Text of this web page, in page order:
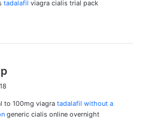
tadalafil viagra cialis trial pack
:
to 100mg viagra tadalafil without a
generic cialis online overnight